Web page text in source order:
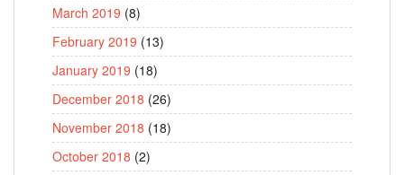
March 2019 (8)
February 2019 (13)
January 2019 (18)
December 2018 (26)
November 2018 (18)
October 2018 (2)